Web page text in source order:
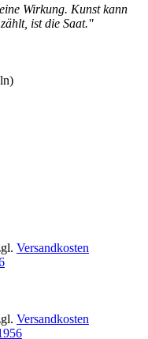
Wirkung. Kunst kann
ist die Saat."
Versandkosten
Versandkosten